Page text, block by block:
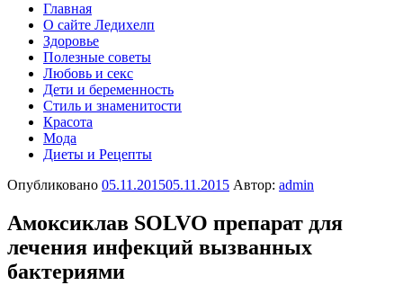
Главная
О сайте Ледихелп
Здоровье
Полезные советы
Любовь и секс
Дети и беременность
Стиль и знаменитости
Красота
Мода
Диеты и Рецепты
Опубликовано 05.11.201505.11.2015 Автор: admin
Амоксиклав SOLVO препарат для
лечения инфекций вызванных
бактериями